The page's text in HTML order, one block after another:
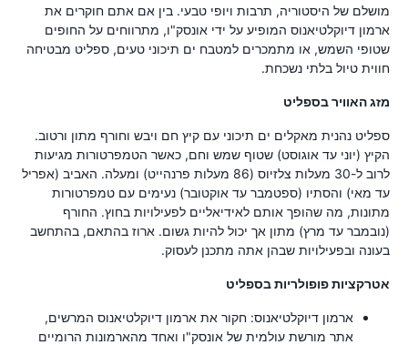
מושלם של היסטוריה, תרבות ויופי טבעי. בין אם אתם חוקרים את
ארמון דיוקלטיאנוס המופיע על ידי אונסק"ו, מתרווחים על החופים
שטופי השמש, או מתמכרים למטבח ים תיכוני טעים, ספליט מבטיחה
חווית טיול בלתי נשכחת.
מזג האוויר בספליט
ספליט נהנית מאקלים ים תיכוני עם קיץ חם ויבש וחורף מתון ורטוב.
הקיץ (יוני עד אוגוסט) שטוף שמש וחם, כאשר הטמפרטורות מגיעות
לרוב ל-30 מעלות צלזיוס (86 מעלות פרנהייט) ומעלה. האביב (אפריל
עד מאי) והסתיו (ספטמבר עד אוקטובר) נעימים עם טמפרטורות
מתונות, מה שהופך אותם לאידיאליים לפעילויות בחוץ. החורף
(נובמבר עד מרץ) מתון אך יכול להיות גשום. ארוז בהתאם, בהתחשב
בעונה ובפעילויות שבהן אתה מתכנן לעסוק.
אטרקציות פופולריות בספליט
ארמון דיוקלטיאנוס: חקור את ארמון דיוקלטיאנוס המרשים,
אתר מורשת עולמית של אונסק"ו ואחד מהארמונות הרומיים